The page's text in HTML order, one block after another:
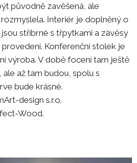
původně zavěšená, ale
Interiér je doplněný o
stříbrné s třpytkami a závěsy
Konferenční stolek je
výroba. V době focení tam ještě
až tam budou, spolu s
bude krásné.
design s.r.o.
Wood.